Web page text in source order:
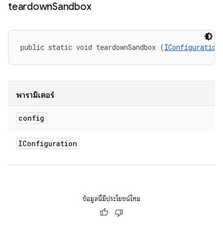
teardownSandbox
public static void teardownSandbox (IConfiguration
พารามิเตอร์
config
IConfiguration
ข้อมูลนี้มีประโยชน์ไหม